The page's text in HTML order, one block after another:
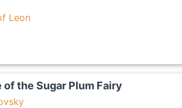
Leon
of the Sugar Plum Fairy